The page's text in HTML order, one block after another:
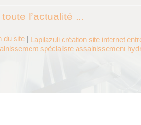
l’actualité ...
du site | Lapilazuli création site internet
spécialiste assainissement